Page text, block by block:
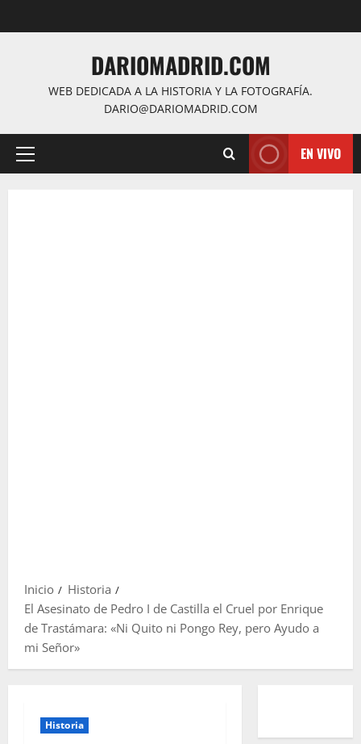
al
DARIOMADRID.COM
WEB DEDICADA A LA HISTORIA Y LA FOTOGRAFÍA.
DARIO@DARIOMADRID.COM
Menú
EN VIVO
Inicio
Historia
El Asesinato de Pedro I de Castilla el Cruel por Enrique
de Trastámara: «Ni Quito ni Pongo Rey, pero Ayudo a
mi Señor»
Historia